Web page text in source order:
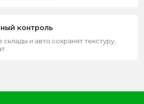
контроль
и авто сохранят текстуру,